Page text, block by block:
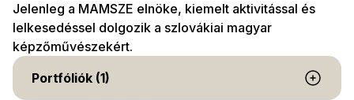
Jelenleg a MAMSZE elnöke, kiemelt aktivitással és
lelkesedéssel dolgozik a szlovákiai magyar
képzőművészekért.
Portfóliók (1)